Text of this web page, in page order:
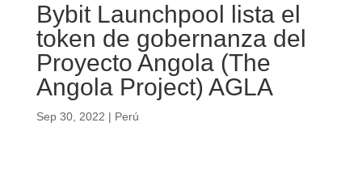
Bybit Launchpool lista el
token de gobernanza del
Proyecto Angola (The
Angola Project) AGLA
Sep 30, 2022 | Perú